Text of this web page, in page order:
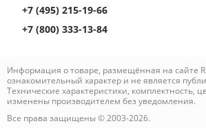
+7 (495) 215-19-66
+7 (800) 333-13-84
Информация о товаре, размещённая на сайте
ознакомительный характер и не является
Технические характеристики, комплектность,
изменены производителем без уведомления.
Все права защищены © 2003-2026.